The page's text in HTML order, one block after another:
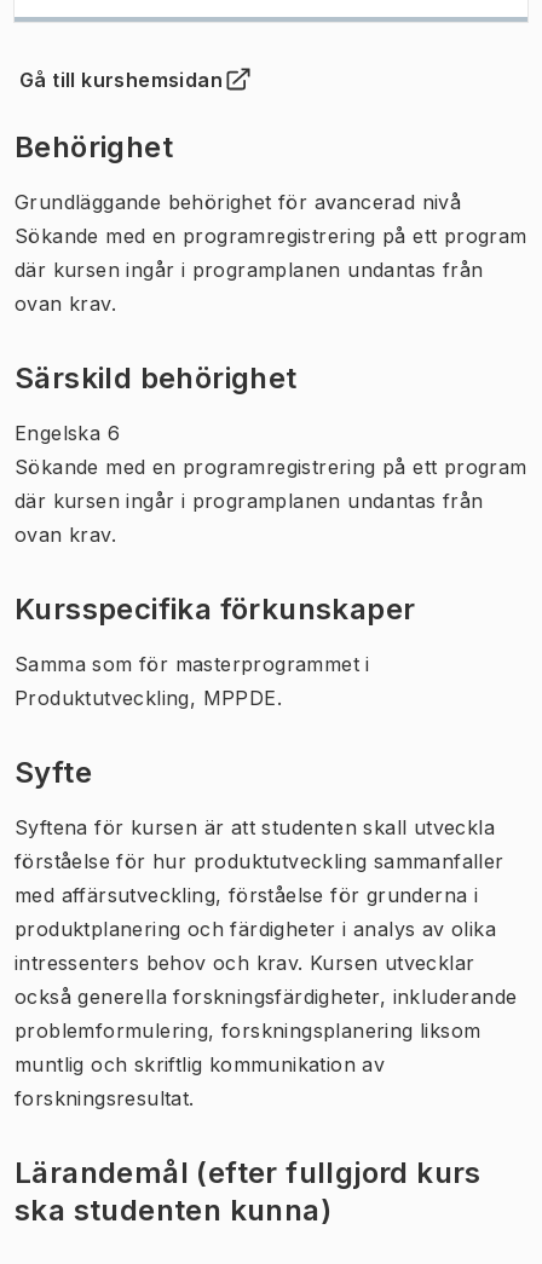
Gå till kurshemsidan
(Öppnas i ny flik)
Behörighet
Grundläggande behörighet för avancerad nivå
Sökande med en programregistrering på ett program
där kursen ingår i programplanen undantas från
ovan krav.
Särskild behörighet
Engelska 6
Sökande med en programregistrering på ett program
där kursen ingår i programplanen undantas från
ovan krav.
Kursspecifika förkunskaper
Samma som för masterprogrammet i
Produktutveckling, MPPDE.
Syfte
Syftena för kursen är att studenten skall utveckla
förståelse för hur produktutveckling sammanfaller
med affärsutveckling, förståelse för grunderna i
produktplanering och färdigheter i analys av olika
intressenters behov och krav. Kursen utvecklar
också generella forskningsfärdigheter, inkluderande
problemformulering, forskningsplanering liksom
muntlig och skriftlig kommunikation av
forskningsresultat.
Lärandemål (efter fullgjord kurs
ska studenten kunna)